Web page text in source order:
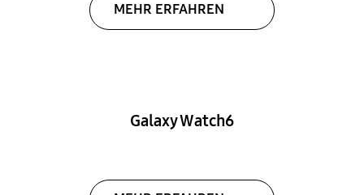
MEHR ERFAHREN
Galaxy Watch6